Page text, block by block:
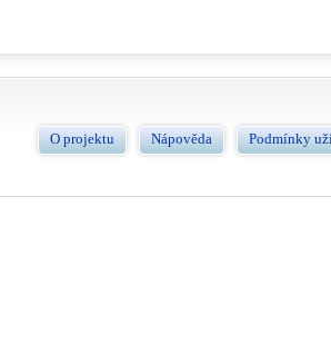
O projektu Nápověda Podmínky